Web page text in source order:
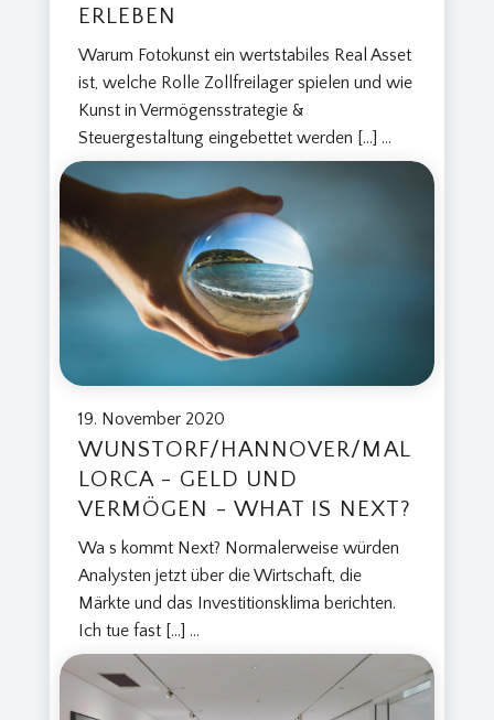
ERLEBEN
Warum Fotokunst ein wertstabiles Real Asset
ist, welche Rolle Zollfreilager spielen und wie
Kunst in Vermögensstrategie &
Steuergestaltung eingebettet werden […] ...
19. November 2020
WUNSTORF/HANNOVER/MAL
LORCA - GELD UND
VERMÖGEN - WHAT IS NEXT?
Wa s kommt Next? Normalerweise würden
Analysten jetzt über die Wirtschaft, die
Märkte und das Investitionsklima berichten.
Ich tue fast […] ...